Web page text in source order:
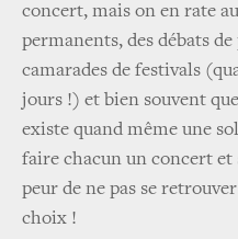
concert, mais on en rate
permanents, des débats
camarades de festivals
jours !) et bien souvent
existe quand même une
faire chacun un concert et
peur de ne pas se
choix !